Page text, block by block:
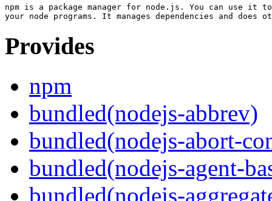
npm is a package manager for node.js. You can use it
Provides
npm
bundled(nodejs-abbrev)
bundled(nodejs-abort-
bundled(nodejs-agent-
bundled(nodejs-